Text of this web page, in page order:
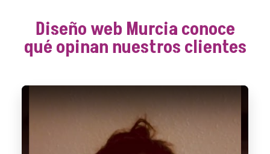
Diseño web Murcia conoce
qué opinan nuestros clientes